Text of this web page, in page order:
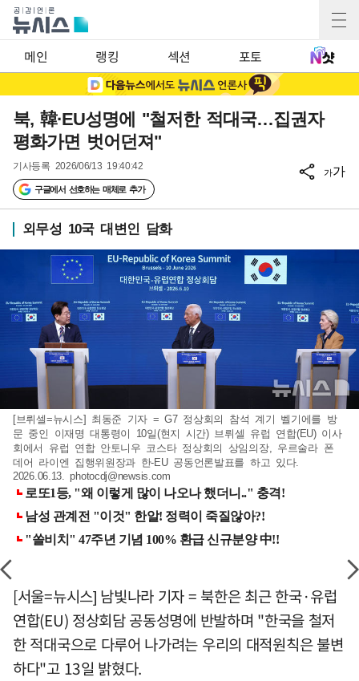
메인 랭킹 섹션 포토
북, 韓·EU성명에 "철저한 적대국…집권자
평화가면 벗어던져"
기사등록 2026/06/13 19:40:42
구글에서 선호하는 매체로 추가
가가
외무성 10국 대변인 담화
[브뤼셀=뉴시스] 최동준 기자 = G7 정상회의 참석 계기 벨기에를 방
문 중인 이재명 대통령이 10일(현지 시간) 브뤼셀 유럽 연합(EU) 이사
회에서 유럽 연합 안토니우 코스타 정상회의 상임의장, 우르술라 폰
데어 라이엔 집행위원장과 한-EU 공동언론발표를 하고 있다.
2026.06.13.photocdj@newsis.com
[서울=뉴시스] 남빛나라 기자 = 북한은 최근 한국·유럽
연합(EU) 정상회담 공동성명에 반발하며 "한국을 철저
한 적대국으로 다루어 나가려는 우리의 대적원칙은 불변
하다"고 13일 밝혔다.